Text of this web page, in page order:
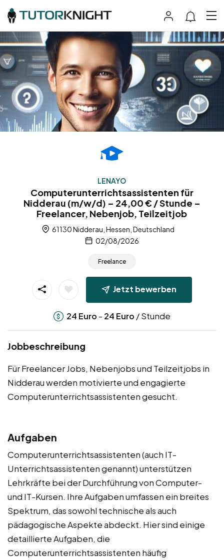
LENAYO
Computerunterrichtsassistenten für
Nidderau (m/w/d) – 24,00 € / Stunde –
Freelancer, Nebenjob, Teilzeitjob
61130 Nidderau, Hessen, Deutschland
02/08/2026
Freelance
Jetzt bewerben
24 Euro - 24 Euro / Stunde
Jobbeschreibung
Für Freelancer Jobs, Nebenjobs und Teilzeitjobs in
Nidderau werden motivierte und engagierte
Computerunterrichtsassistenten gesucht.
Aufgaben
Computerunterrichtsassistenten (auch IT-
Unterrichtsassistenten genannt) unterstützen
Lehrkräfte bei der Durchführung von Computer-
und IT-Kursen. Ihre Aufgaben umfassen ein breites
Spektrum, das sowohl technische als auch
pädagogische Aspekte abdeckt. Hier sind einige
detaillierte Aufgaben, die
Computerunterrichtsassistenten häufig